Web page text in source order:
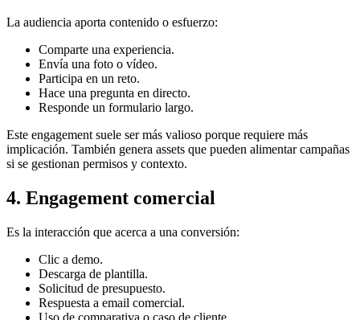
La audiencia aporta contenido o esfuerzo:
Comparte una experiencia.
Envía una foto o vídeo.
Participa en un reto.
Hace una pregunta en directo.
Responde un formulario largo.
Este engagement suele ser más valioso porque requiere más
implicación. También genera assets que pueden alimentar campañas
si se gestionan permisos y contexto.
4. Engagement comercial
Es la interacción que acerca a una conversión:
Clic a demo.
Descarga de plantilla.
Solicitud de presupuesto.
Respuesta a email comercial.
Uso de comparativa o caso de cliente.